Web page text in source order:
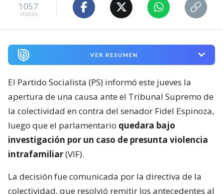
1057
visitas
VER RESUMEN
El Partido Socialista (PS) informó este jueves la
apertura de una causa ante el Tribunal Supremo de
la colectividad en contra del senador Fidel Espinoza,
luego que el parlamentario quedara bajo
investigación por un caso de presunta violencia
intrafamiliar(VIF).
La decisión fue comunicada por la directiva de la
colectividad, que resolvió remitir los antecedentes al